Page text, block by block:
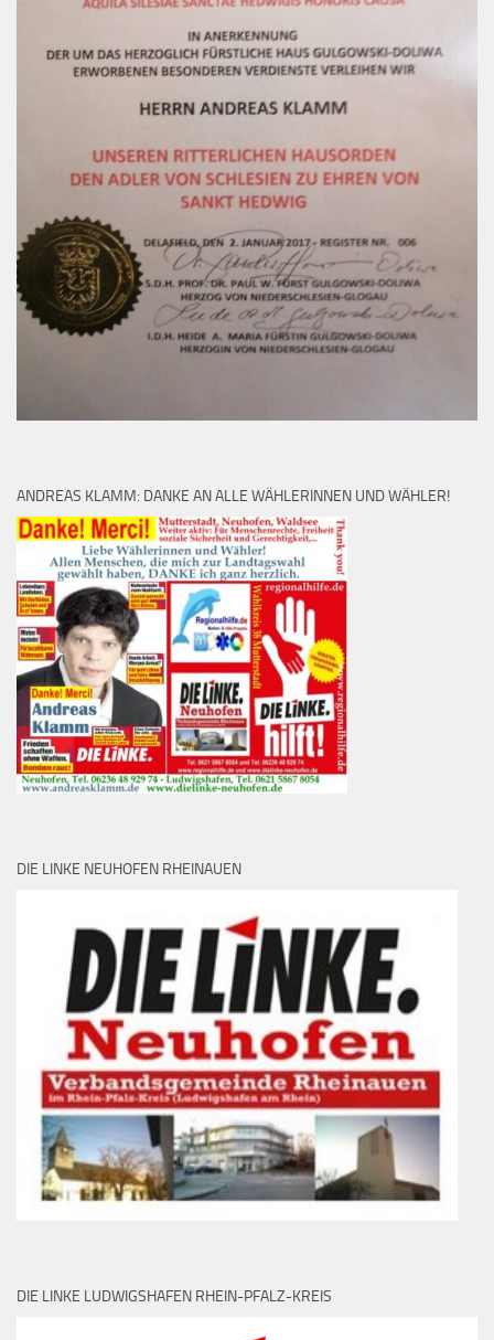
ANDREAS KLAMM: DANKE AN ALLE WÄHLERINNEN UND WÄHLER!
DIE LINKE NEUHOFEN RHEINAUEN
DIE LINKE LUDWIGSHAFEN RHEIN-PFALZ-KREIS